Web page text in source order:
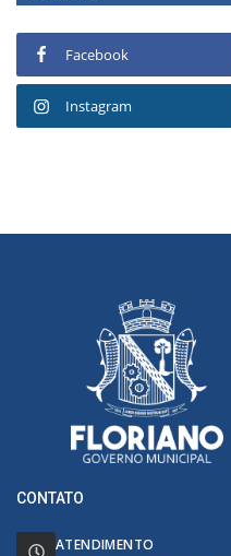
Facebook
Instagram
CONTATO
ATENDIMENTO